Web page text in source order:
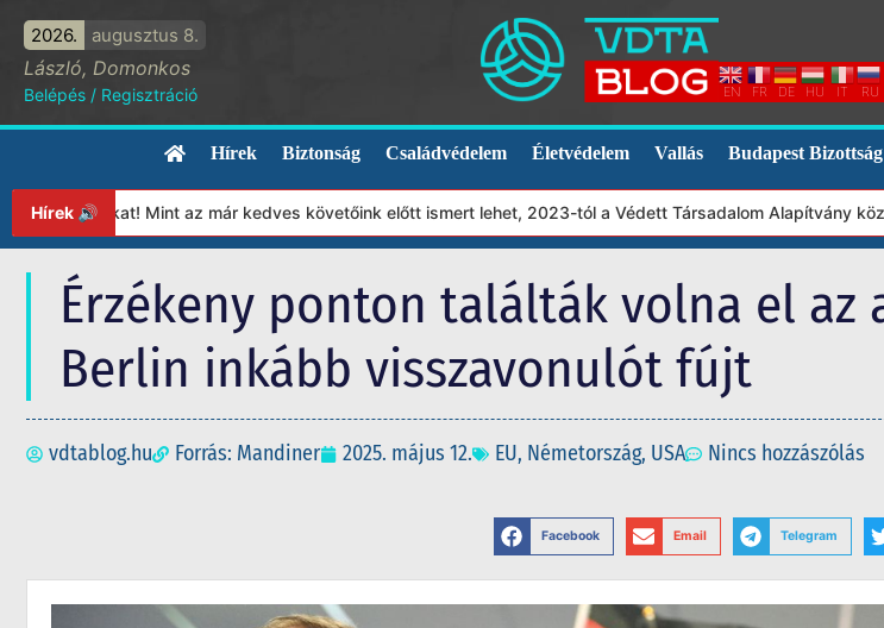
2026. augusztus 8.
László, Domonkos
Belépés / Regisztráció EN FR DE HU IT RU
Hírek Biztonság Családvédelem Életvédelem Vallás Budapest Bizottság
Hírek 🔊Mint az már kedves követőink előtt ismert lehet, 2023-tól a Védett Társadalom Alapítvány
Érzékeny ponton találták volna el az
Berlin inkább visszavonulót fújt
vdtablog.hu Forrás: Mandiner 2025. május 12. EU, Németország, USA Nincs hozzászólás
Facebook Email Telegram